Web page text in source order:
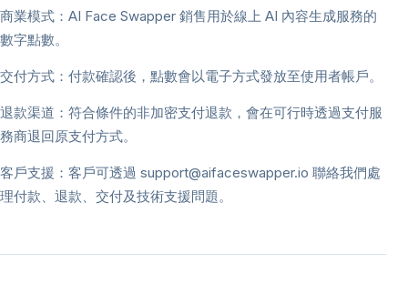
商業模式：AI Face Swapper 銷售用於線上 AI 內容生成服務的
數字點數。
交付方式：付款確認後，點數會以電子方式發放至使用者帳戶。
退款渠道：符合條件的非加密支付退款，會在可行時透過支付服
務商退回原支付方式。
客戶支援：客戶可透過 support@aifaceswapper.io 聯絡我們處
理付款、退款、交付及技術支援問題。